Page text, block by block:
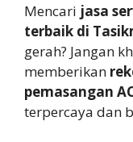
Mencari jasa
terbaik di
gerah? Jangan
memberikan
pemasangan
terpercaya dan